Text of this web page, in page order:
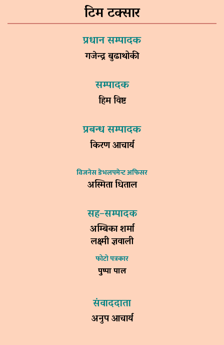
टिम टक्सार
प्रधान सम्पादक
गजेन्द्र बुढाथोकी
सम्पादक
हिम विष्ट
प्रबन्ध सम्पादक
किरण आचार्य
विजनेस डेभलपमेन्ट अफिसर
अस्मिता धिताल
सह–सम्पादक
अम्बिका शर्मा
लक्ष्मी ज्ञवाली
फोटो पत्रकार
पुष्पा पाल
संवाददाता
अनुप आचार्य